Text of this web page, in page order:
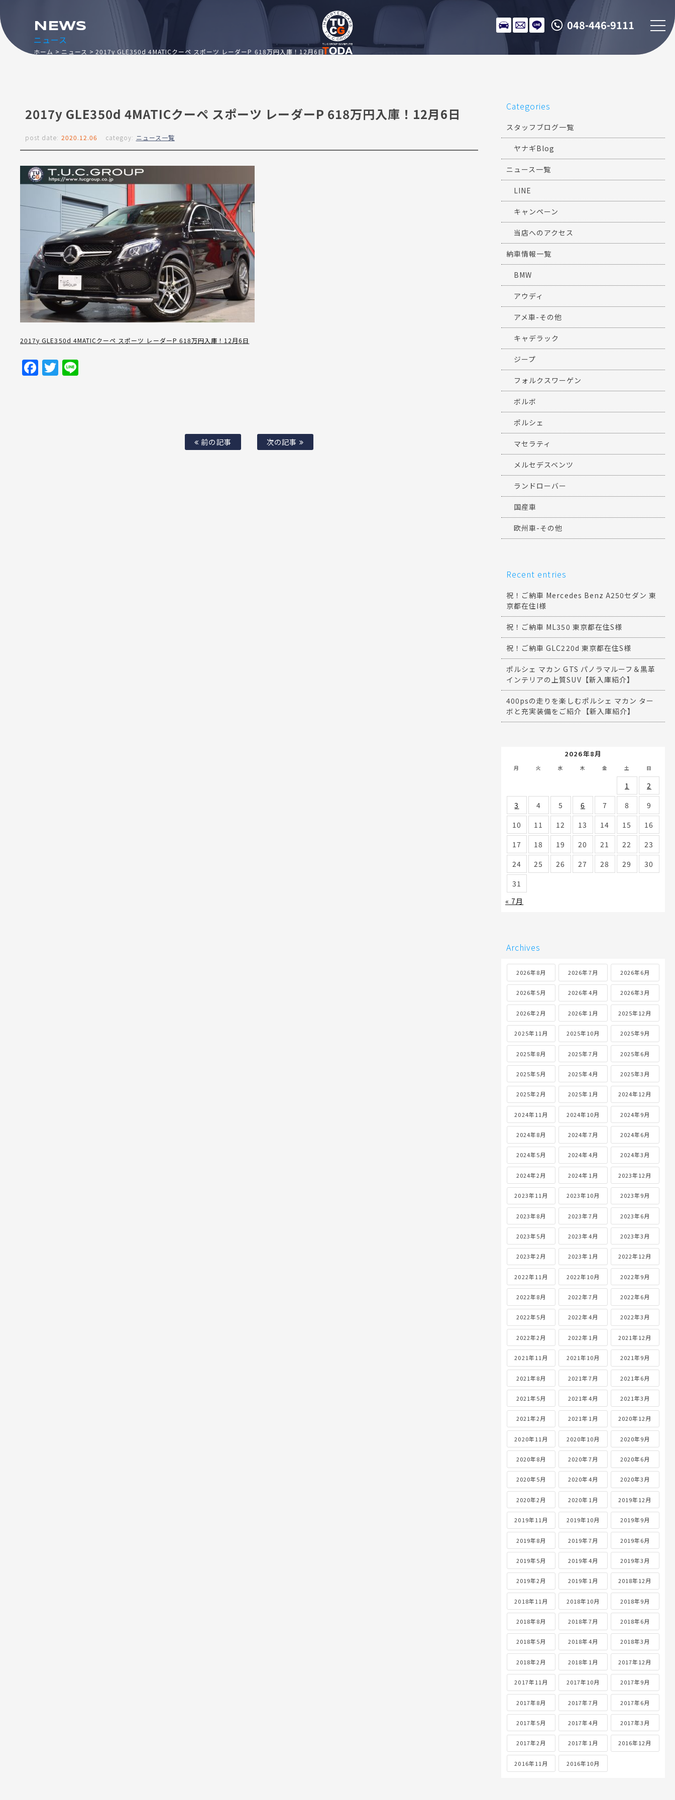
048-446-9111
ニュース
NEWS
ホーム ニュース 2017y GLE350d 4MATICクーペ スポーツ レーダーP 618万円入庫！12月6日
2017y GLE350d 4MATICクーペ スポーツ レーダーP 618万円入庫！12月6日
post date: 2020.12.06 categoy: ニュース一覧
2017y GLE350d 4MATICクーペ スポーツ レーダーP 618万円入庫！12月6日
Facebook
Twitter
前の記事 次の記事
Categories
スタッフブログ一覧
ヤナギBlog
ニュース一覧
LINE
キャンペーン
当店へのアクセス
納車情報一覧
BMW
アウディ
アメ車-その他
キャデラック
ジープ
フォルクスワーゲン
ボルボ
ポルシェ
マセラティ
メルセデスベンツ
ランドローバー
国産車
欧州車-その他
Recent entries
祝！ご納車 Mercedes Benz A250セダン 東
京都在住I様
祝！ご納車 ML350 東京都在住S様
祝！ご納車 GLC220d 東京都在住S様
ポルシェ マカン GTS パノラマルーフ＆黒革
インテリアの上質SUV【新入庫紹介】
400psの走りを楽しむポルシェ マカン ター
ボと充実装備をご紹介【新入庫紹介】
2026年8月
月 火 水 木 金 土 日
1
2
3
4 5 6 7 8
9
10
11 12 13 14 15
16
17
18 19 20 21 22
23
24
25 26 27 28 29
30
31
« 7月
Archives
2026年8月 2026年7月 2026年6月
2026年5月 2026年4月 2026年3月
2026年2月 2026年1月 2025年12月
2025年11月 2025年10月 2025年9月
2025年8月 2025年7月 2025年6月
2025年5月 2025年4月 2025年3月
2025年2月 2025年1月 2024年12月
2024年11月 2024年10月 2024年9月
2024年8月 2024年7月 2024年6月
2024年5月 2024年4月 2024年3月
2024年2月 2024年1月 2023年12月
2023年11月 2023年10月 2023年9月
2023年8月 2023年7月 2023年6月
2023年5月 2023年4月 2023年3月
2023年2月 2023年1月 2022年12月
2022年11月 2022年10月 2022年9月
2022年8月 2022年7月 2022年6月
2022年5月 2022年4月 2022年3月
2022年2月 2022年1月 2021年12月
2021年11月 2021年10月 2021年9月
2021年8月 2021年7月 2021年6月
2021年5月 2021年4月 2021年3月
2021年2月 2021年1月 2020年12月
2020年11月 2020年10月 2020年9月
2020年8月 2020年7月 2020年6月
2020年5月 2020年4月 2020年3月
2020年2月 2020年1月 2019年12月
2019年11月 2019年10月 2019年9月
2019年8月 2019年7月 2019年6月
2019年5月 2019年4月 2019年3月
2019年2月 2019年1月 2018年12月
2018年11月 2018年10月 2018年9月
2018年8月 2018年7月 2018年6月
2018年5月 2018年4月 2018年3月
2018年2月 2018年1月 2017年12月
2017年11月 2017年10月 2017年9月
2017年8月 2017年7月 2017年6月
2017年5月 2017年4月 2017年3月
2017年2月 2017年1月 2016年12月
2016年11月 2016年10月